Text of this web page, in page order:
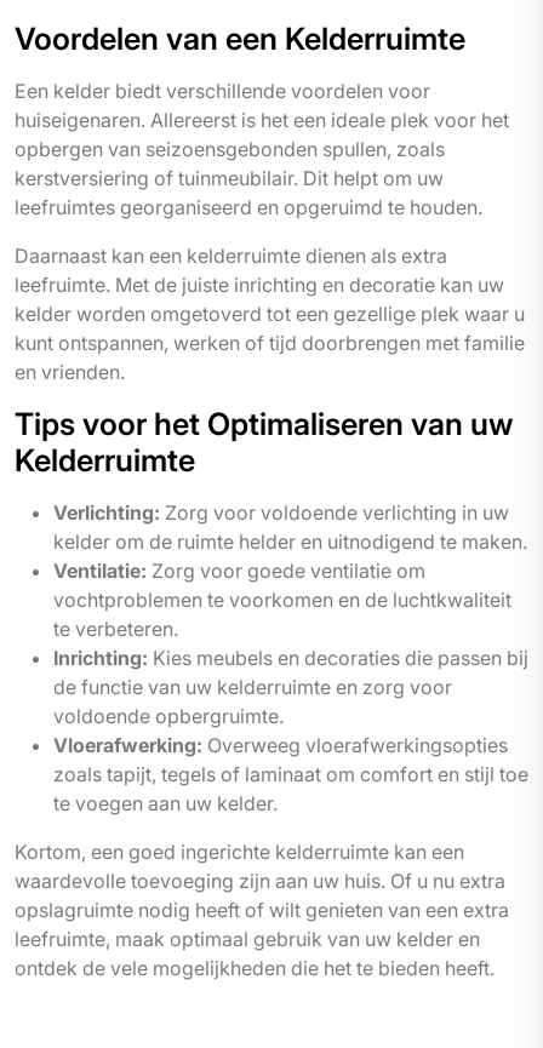
Voordelen van een Kelderruimte
Een kelder biedt verschillende voordelen voor
huiseigenaren. Allereerst is het een ideale plek voor het
opbergen van seizoensgebonden spullen, zoals
kerstversiering of tuinmeubilair. Dit helpt om uw
leefruimtes georganiseerd en opgeruimd te houden.
Daarnaast kan een kelderruimte dienen als extra
leefruimte. Met de juiste inrichting en decoratie kan uw
kelder worden omgetoverd tot een gezellige plek waar u
kunt ontspannen, werken of tijd doorbrengen met familie
en vrienden.
Tips voor het Optimaliseren van uw
Kelderruimte
Verlichting: Zorg voor voldoende verlichting in uw
kelder om de ruimte helder en uitnodigend te maken.
Ventilatie: Zorg voor goede ventilatie om
vochtproblemen te voorkomen en de luchtkwaliteit
te verbeteren.
Inrichting: Kies meubels en decoraties die passen bij
de functie van uw kelderruimte en zorg voor
voldoende opbergruimte.
Vloerafwerking: Overweeg vloerafwerkingsopties
zoals tapijt, tegels of laminaat om comfort en stijl toe
te voegen aan uw kelder.
Kortom, een goed ingerichte kelderruimte kan een
waardevolle toevoeging zijn aan uw huis. Of u nu extra
opslagruimte nodig heeft of wilt genieten van een extra
leefruimte, maak optimaal gebruik van uw kelder en
ontdek de vele mogelijkheden die het te bieden heeft.